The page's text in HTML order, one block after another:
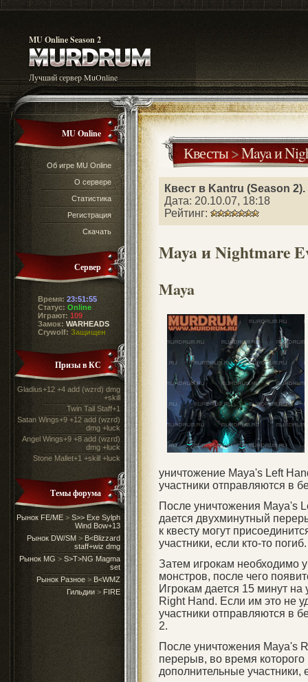
MU Online Season 2
Лучший сервер MuOnline
MU Online
Об игре MU Online
О сервере
Статистика
Регистрация
Скачать
Сервер
Время: 23:51:56
Статус: Online
Играют: 109
Замок: WARHEADS
Crywolf: Защищен
Призы в КС
Gladius+12 +4 add (wzrd) dmg
+skill
Twin Tail Staff+1
Satan Wings+9 +12 add (wzrd)
dmg +luck
Angel Wings+9 +8 add (wzrd)
dmg +luck
Stone Mallet+1 +skill +luck
Темы форума
Рынок FE/ME > S>> Exe Sylph
Wind Bow+13
Рынок DW/SM > B<Blizzard
staff+wiz dmg
Рынок MG > S>T>NG Magma
set
Рынок Разное > B<WMZ
Гильдии > FIRE
Квесты>Maya и
Квест в Kantru (Season
Дата: 20.10.07, 18:18
Рейтинг:
Maya и Nightmare
Maya
уничтожение Maya's Left
участники отправляются в
После уничтожения Maya's
дается двухминутный
к квесту могут
участники, если кто-то погиб.
Затем игрокам необходимо
монстров, после чего
Игрокам дается 15 минут на
Right Hand. Если им это не
участники отправляются в
2.
После уничтожения Maya's
перерыв, во время которого
дополнительные участники,